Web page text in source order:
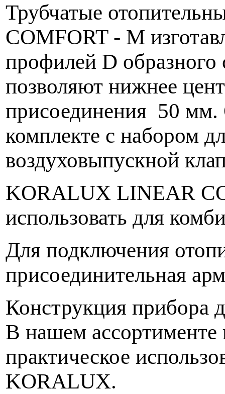
Трубчатые
COMFORT - M
профилей D
позволяют нижнее
присоединения 50 мм.
комплекте с набором
воздуховыпускной
KORALUX LINEAR
использовать для
Для подключения
присоединительная
Конструкция прибора
В нашем
практическое
KORALUX.